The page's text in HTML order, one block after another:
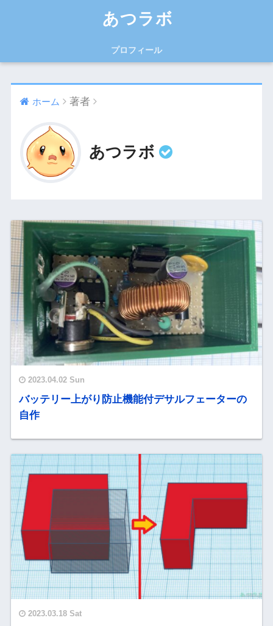
あつラボ
プロフィール
ホーム 著者
あつラボ
2023.04.02 Sun
バッテリー上がり防止機能付デサルフェーターの
自作
2023.03.18 Sat